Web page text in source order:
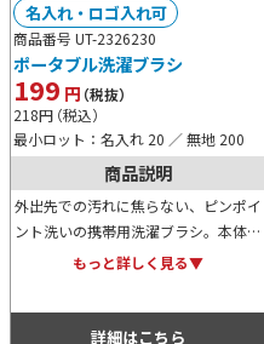
商品番号 UT-2326230
ポータブル洗濯ブラシ
199 円（税抜）
218円（税込）
最小ロット：名入れ 20 ／ 無地 200
名入れ・ロゴ入れ可
商品説明
外出先での汚れに焦らない、ピンポイ
ント洗いの携帯用洗濯ブラシ。本体に
洗剤を入れ、プッシュして泡立てなが
なお子様がいるご家庭にも心強い一本
もっと詳しく見る▼
詳細はこちら